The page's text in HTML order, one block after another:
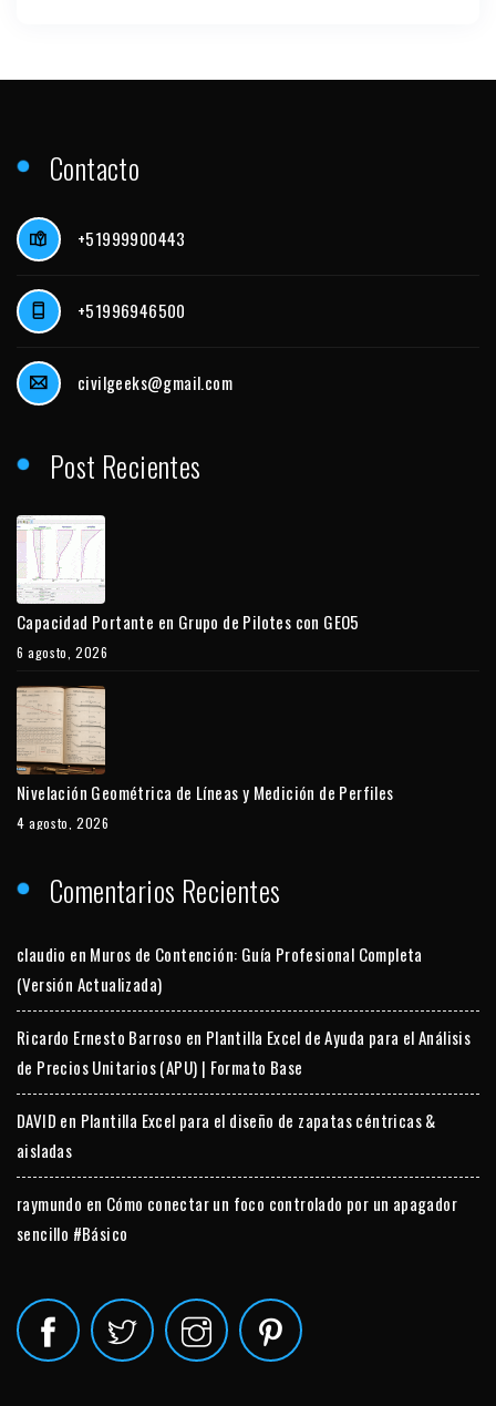
Contacto
+51999900443
+51996946500
civilgeeks@gmail.com
Post Recientes
Capacidad Portante en Grupo de Pilotes con GEO5
6 agosto, 2026
Nivelación Geométrica de Líneas y Medición de Perfiles
4 agosto, 2026
Comentarios Recientes
claudio en Muros de Contención: Guía Profesional Completa
(Versión Actualizada)
Ricardo Ernesto Barroso en Plantilla Excel de Ayuda para el Análisis
de Precios Unitarios (APU) | Formato Base
DAVID en Plantilla Excel para el diseño de zapatas céntricas &
aisladas
raymundo en Cómo conectar un foco controlado por un apagador
sencillo #Básico